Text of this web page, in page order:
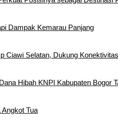
Dampak Kemarau Panjang
Ciawi Selatan, Dukung
Hibah KNPI Kabupaten Bogor
Tua